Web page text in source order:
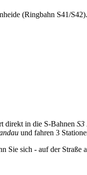
(Ringbahn S41/S42).
direkt in die S-Bahnen S3
und fahren 3
sich - auf der Straße